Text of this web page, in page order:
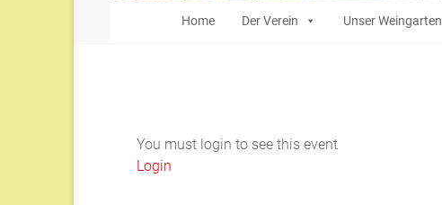
Bürger-
Weingarten
Weingarten
Home Der Verein Unser Weingarten
You must login to see this event
Login